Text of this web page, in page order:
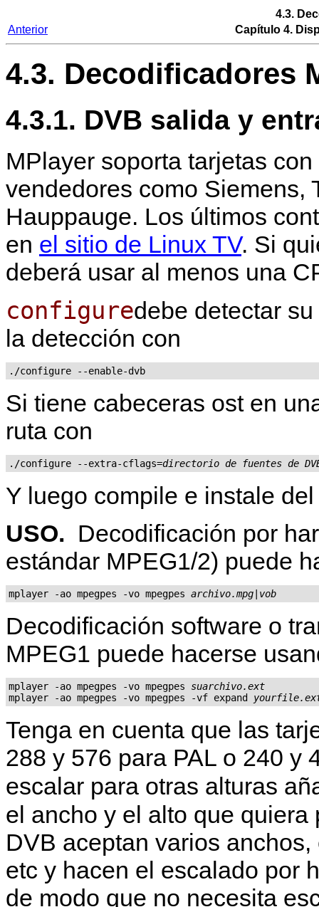
4.3.
Anterior
Capítulo 4.
4.3. Decodificadores
4.3.1. DVB salida y
MPlayer soporta tarjetas
vendedores como Siemens,
Hauppauge. Los últimos
en el sitio de Linux TV. Si
deberá usar al menos una
configuredebe detectar
la detección con
./configure --enable-dvb
Si tiene cabeceras ost en
ruta con
./configure --extra-cflags=directorio de fuentes de
Y luego compile e instale
USO. Decodificación por
estándar MPEG1/2) puede
mplayer -ao mpegpes -vo mpegpes archivo.mpg|vob
Decodificación software o
MPEG1 puede hacerse
mplayer -ao mpegpes -vo mpegpes suarchivo.ext
mplayer -ao mpegpes -vo mpegpes -vf expand
Tenga en cuenta que las
288 y 576 para PAL o 240 y
escalar para otras alturas
el ancho y el alto que
DVB aceptan varios
etc y hacen el escalado por
de modo que no necesita